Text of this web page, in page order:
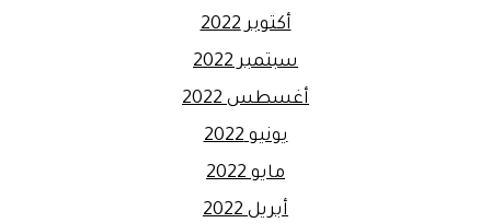
أكتوبر 2022
سبتمبر 2022
أغسطس 2022
يونيو 2022
مايو 2022
أبريل 2022